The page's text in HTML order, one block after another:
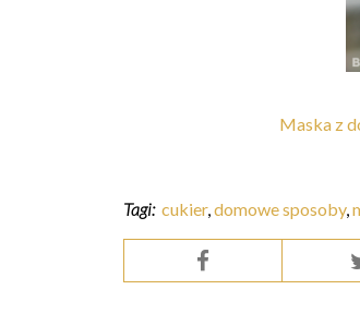
Maska z
Tagi: cukier, domowe sposoby,